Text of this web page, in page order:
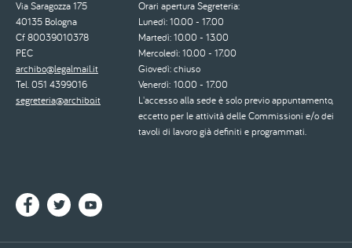
Via Saragozza 175
40135 Bologna
Cf 80039010378
PEC
archibo@legalmail.it
Tel. 051 4399016
segreteria@archibo.it
Orari apertura Segreteria:
Lunedì: 10.00 - 17.00
Martedì: 10.00 - 13.00
Mercoledì: 10.00 - 17.00
Giovedì: chiuso
Venerdì: 10.00 - 17.00
L'accesso alla sede è solo previo appuntamento,
eccetto per le attività delle Commissioni e/o dei
tavoli di lavoro già definiti e programmati.